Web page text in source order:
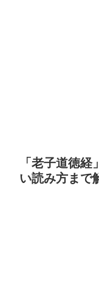
「老子道徳
い読み方まで